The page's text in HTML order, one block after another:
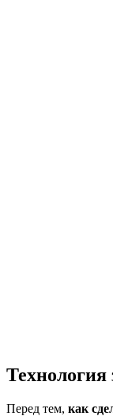
Перед тем, как